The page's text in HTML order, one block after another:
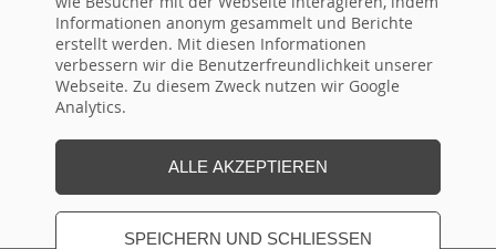
REALISIEREN.
ANGABEN ZUR TAGUNG
Informationen anonym gesammelt und Berichte
erstellt werden. Mit diesen Informationen
verbessern wir die Benutzerfreundlichkeit unserer
Webseite. Zu diesem Zweck nutzen wir Google
Analytics.
ALLE AKZEPTIEREN
SPEICHERN UND SCHLIESSEN